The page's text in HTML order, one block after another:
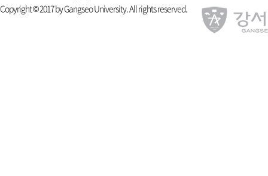
Copyright © 2017 by Gangseo University. All rights reserved.